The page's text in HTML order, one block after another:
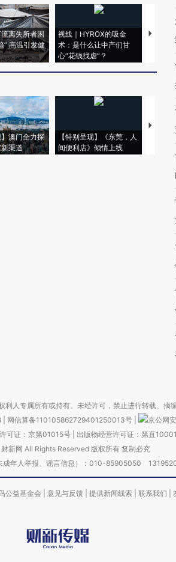
离失所者困
” 高温引发健
视线｜HYROX的吸金
术：是什么让中产们甘
心“花钱找虐”？
马航飞
粒摇
澳门全力探
渠道
【特别呈现】《东莞，人
间便利店》倾情上线
【推广
会，
人专属所有或持有。未经许可，禁止进行转载、摘
网信算备110105862729401250013号
京公网
可证：京第01015号| 出版物经营许可证：第直
新网 All Rights Reserved 版权所有 复制必究
成年人举报、谣言信息）：010-85905050
公益基金会 意见与反馈 提供新闻线索 联系我们